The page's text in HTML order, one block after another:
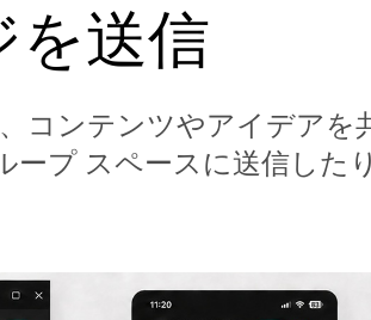
を送信
コンテンツやアイデアを
ープ スペースに送信した